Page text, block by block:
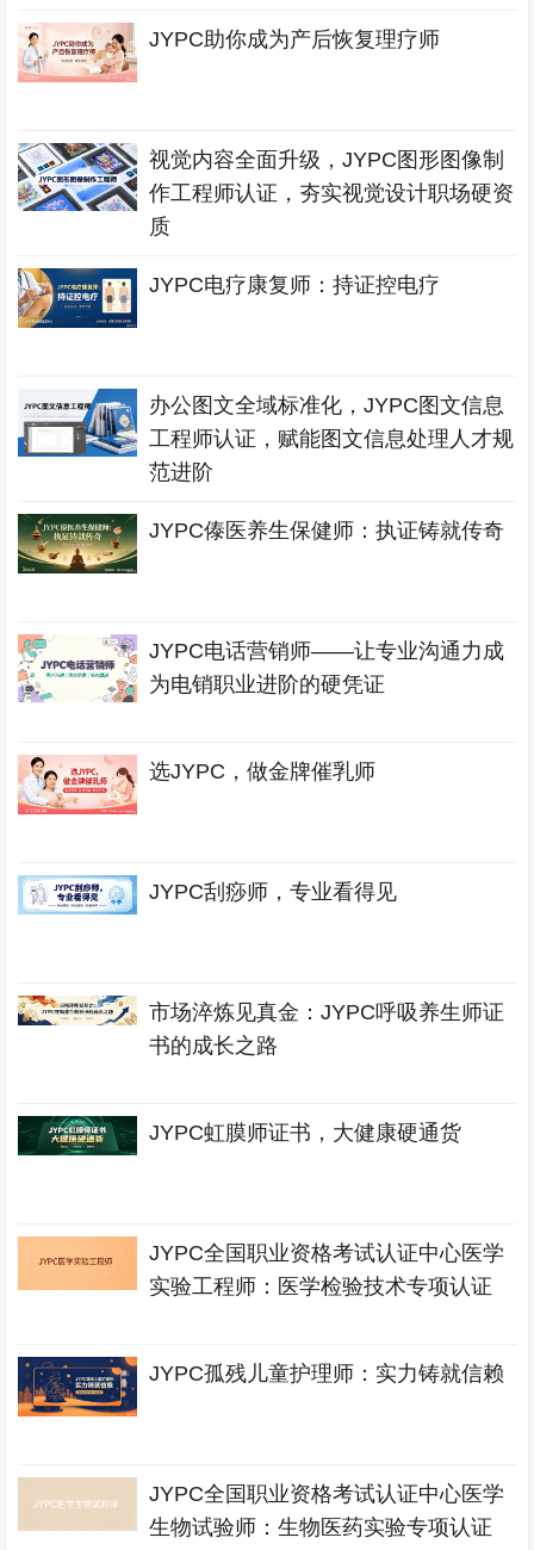
JYPC助你成为产后恢复理疗师
视觉内容全面升级，JYPC图形图像制
作工程师认证，夯实视觉设计职场硬资
质
JYPC电疗康复师：持证控电疗
办公图文全域标准化，JYPC图文信息
工程师认证，赋能图文信息处理人才规
范进阶
JYPC傣医养生保健师：执证铸就传奇
JYPC电话营销师——让专业沟通力成
为电销职业进阶的硬凭证
选JYPC，做金牌催乳师
JYPC刮痧师，专业看得见
市场淬炼见真金：JYPC呼吸养生师证
书的成长之路
JYPC虹膜师证书，大健康硬通货
JYPC全国职业资格考试认证中心医学
实验工程师：医学检验技术专项认证
JYPC孤残儿童护理师：实力铸就信赖
JYPC全国职业资格考试认证中心医学
生物试验师：生物医药实验专项认证